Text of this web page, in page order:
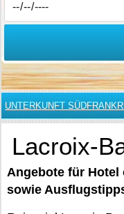
UNTERKUNFT
Lacroix-
Angebote für Hotel
sowie